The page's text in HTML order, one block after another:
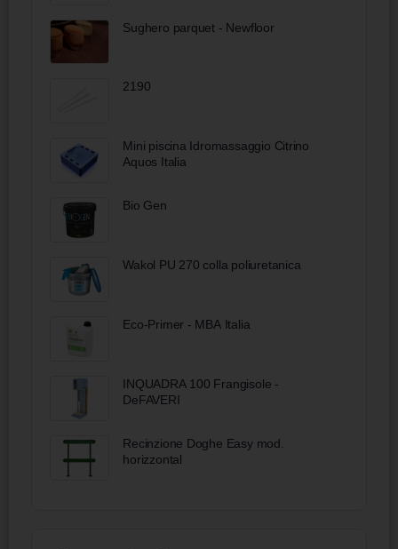
Sughero parquet - Newfloor
2190
Mini piscina Idromassaggio Citrino
Aquos Italia
Bio Gen
Wakol PU 270 colla poliuretanica
Eco-Primer - MBA Italia
INQUADRA 100 Frangisole -
DeFAVERI
Recinzione Doghe Easy mod.
horizzontal